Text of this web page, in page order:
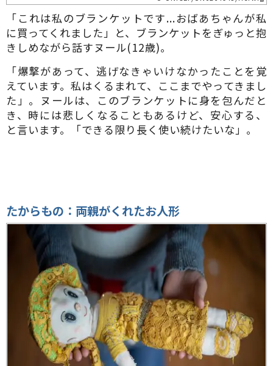
「これは私のブランケットです...おばあちゃんが私
に買ってくれました」と、ブランケットをぎゅっと抱
きしめながら話すヌール(12歳)。
「爆撃があって、逃げなきゃいけなかったことを覚
えています。私はくるまれて、ここまでやってきまし
た」。ヌールは、このブランケットに身を包んだと
き、時には悲しくなることもあるけど、安心する、
と言います。「できる限り長く使い続けたいな」。
たからもの：両親がくれたお人形